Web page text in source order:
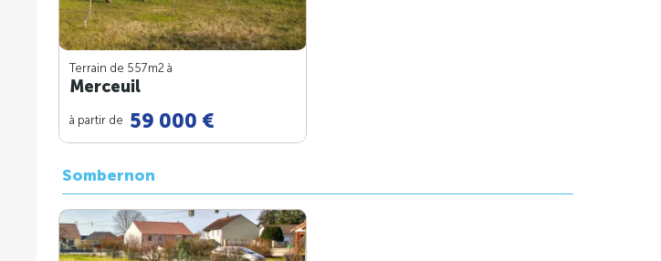
Terrain de 557m2 à
Merceuil
à partir de 59 000 €
Sombernon